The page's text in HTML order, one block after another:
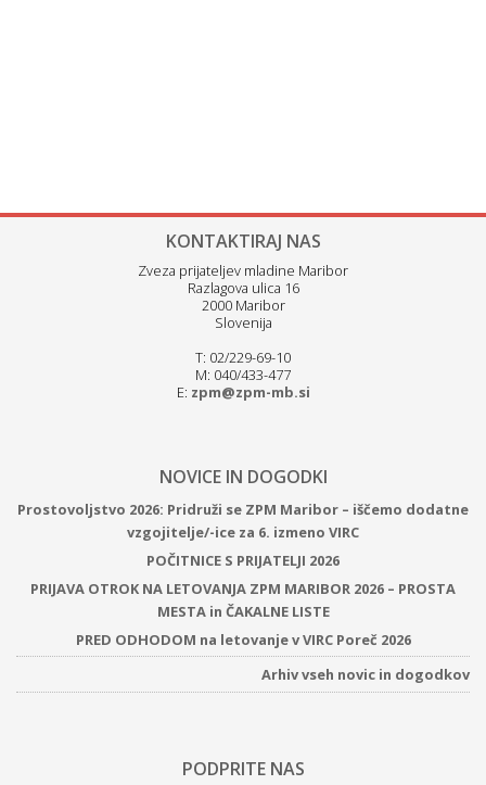
KONTAKTIRAJ NAS
Zveza prijateljev mladine Maribor
Razlagova ulica 16
2000 Maribor
Slovenija
T: 02/229-69-10
M: 040/433-477
E: zpm@zpm-mb.si
NOVICE IN DOGODKI
Prostovoljstvo 2026: Pridruži se ZPM Maribor – iščemo dodatne
vzgojitelje/-ice za 6. izmeno VIRC
POČITNICE S PRIJATELJI 2026
PRIJAVA OTROK NA LETOVANJA ZPM MARIBOR 2026 – PROSTA
MESTA in ČAKALNE LISTE
PRED ODHODOM na letovanje v VIRC Poreč 2026
Arhiv vseh novic in dogodkov
PODPRITE NAS